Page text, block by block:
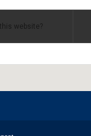
website?